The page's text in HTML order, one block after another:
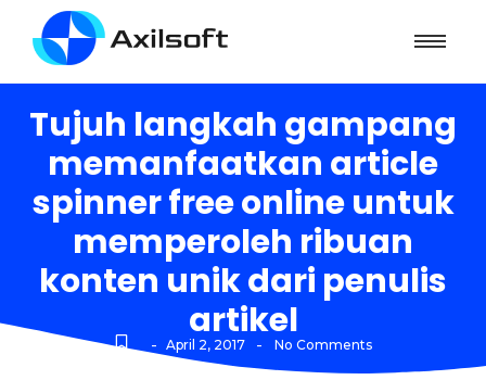
Tujuh langkah gampang
memanfaatkan article
spinner free online untuk
memperoleh ribuan
konten unik dari penulis
artikel
- April 2, 2017 - No Comments